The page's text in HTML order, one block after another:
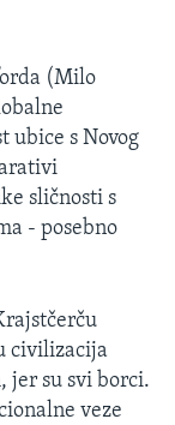
(Milo
ubice s Novog
sličnosti s
- posebno
civilizacija
jer su svi borci.
veze